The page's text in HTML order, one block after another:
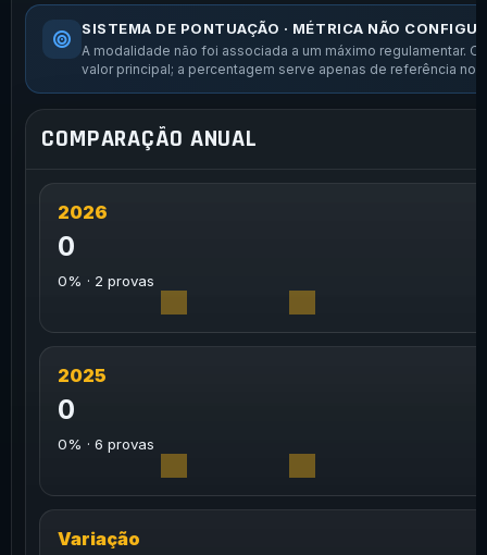
SISTEMA DE PONTUAÇÃO · MÉTRICA NÃO
A modalidade não foi associada a um máximo regulamentar.
valor principal; a percentagem serve apenas de referência
COMPARAÇÃO ANUAL
2026
0
0% · 2 provas
2025
0
0% · 6 provas
Variação